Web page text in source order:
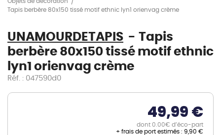
Tapis berbère 80x150 tissé motif ethnic lyn1 orienvag crème
UNAMOURDETAPIS
Tapis
berbère 80x150 tissé motif ethnic
lyn1 orienvag crème
Réf. : 047590d0
49,99 €
dont 0.00€ d’éco-part
+ frais de port estimés : 9,90 €